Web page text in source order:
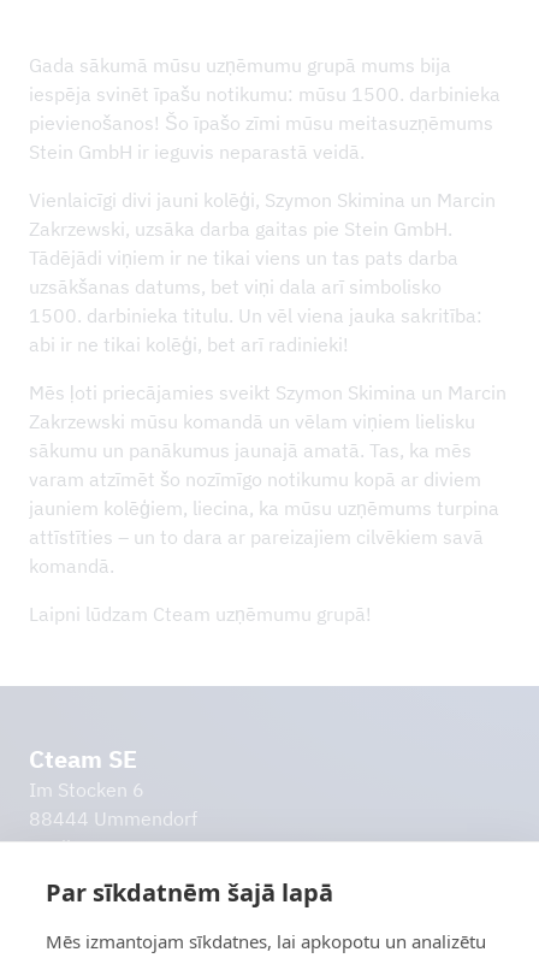
Gada sākumā mūsu uzņēmumu grupā mums bija
iespēja svinēt īpašu notikumu: mūsu 1500. darbinieka
pievienošanos! Šo īpašo zīmi mūsu meitasuzņēmums
Stein GmbH ir ieguvis neparastā veidā.
Vienlaicīgi divi jauni kolēģi, Szymon Skimina un Marcin
Zakrzewski, uzsāka darba gaitas pie Stein GmbH.
Tādējādi viņiem ir ne tikai viens un tas pats darba
uzsākšanas datums, bet viņi dala arī simbolisko
1500. darbinieka titulu. Un vēl viena jauka sakritība:
abi ir ne tikai kolēģi, bet arī radinieki!
Mēs ļoti priecājamies sveikt Szymon Skimina un Marcin
Zakrzewski mūsu komandā un vēlam viņiem lielisku
sākumu un panākumus jaunajā amatā. Tas, ka mēs
varam atzīmēt šo nozīmīgo notikumu kopā ar diviem
jauniem kolēģiem, liecina, ka mūsu uzņēmums turpina
attīstīties – un to dara ar pareizajiem cilvēkiem savā
komandā.
Laipni lūdzam Cteam uzņēmumu grupā!
Cteam SE
Im Stocken 6
88444 Ummendorf
Vācija
Par sīkdatnēm šajā lapā
Mēs izmantojam sīkdatnes, lai apkopotu un analizētu